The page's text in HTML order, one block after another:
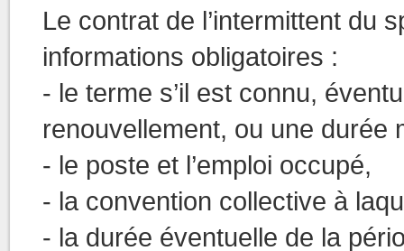
Le contrat de l’intermittent du
informations obligatoires :
- le terme s’il est connu,
renouvellement, ou une durée
- le poste et l’emploi occupé,
- la convention collective à
- la durée éventuelle de la